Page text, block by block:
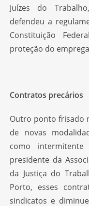
Juízes do
defendeu a
Constituição
proteção do
Contratos precários
Outro ponto frisado
de novas
como
presidente da
da Justiça do
Porto, esses
sindicatos e